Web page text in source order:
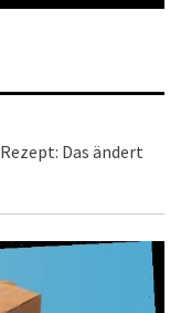
Das ändert